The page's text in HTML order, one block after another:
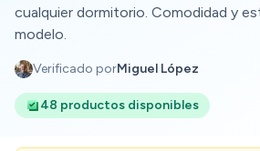
cualquier dormitorio. Comodidad y
modelo.
Verificado porMiguel López
48 productos disponibles